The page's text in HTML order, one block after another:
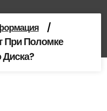
/
При Поломке
Диска?